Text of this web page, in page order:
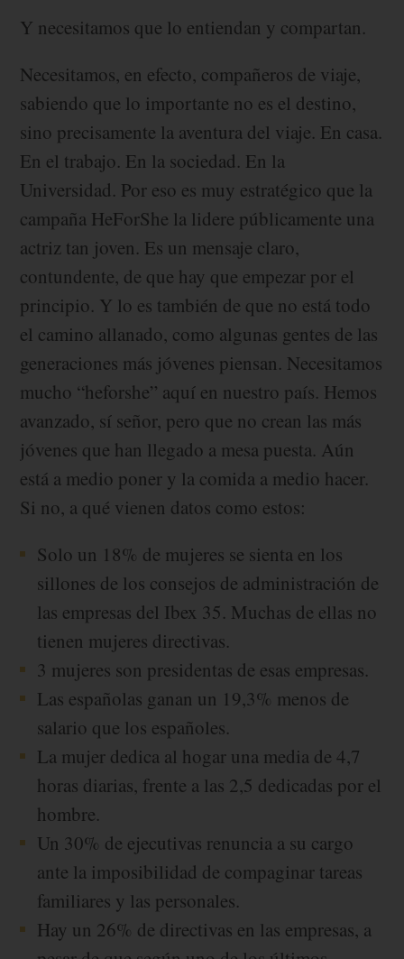
Y necesitamos que lo entiendan y compartan.
Necesitamos, en efecto, compañeros de viaje,
sabiendo que lo importante no es el destino,
sino precisamente la aventura del viaje. En casa.
En el trabajo. En la sociedad. En la
Universidad. Por eso es muy estratégico que la
campaña HeForShe la lidere públicamente una
actriz tan joven. Es un mensaje claro,
contundente, de que hay que empezar por el
principio. Y lo es también de que no está todo
el camino allanado, como algunas gentes de las
generaciones más jóvenes piensan. Necesitamos
mucho “heforshe” aquí en nuestro país. Hemos
avanzado, sí señor, pero que no crean las más
jóvenes que han llegado a mesa puesta. Aún
está a medio poner y la comida a medio hacer.
Si no, a qué vienen datos como estos:
Solo un 18% de mujeres se sienta en los
sillones de los consejos de administración de
las empresas del Ibex 35. Muchas de ellas no
tienen mujeres directivas.
3 mujeres son presidentas de esas empresas.
Las españolas ganan un 19,3% menos de
salario que los españoles.
La mujer dedica al hogar una media de 4,7
horas diarias, frente a las 2,5 dedicadas por el
hombre.
Un 30% de ejecutivas renuncia a su cargo
ante la imposibilidad de compaginar tareas
familiares y las personales.
Hay un 26% de directivas en las empresas, a